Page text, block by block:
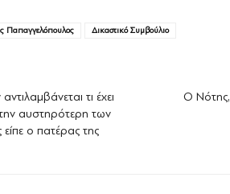
Παπαγγελόπουλος Δικαστικό Συμβούλιο
τι έχει
αυστηρότερη των
ο πατέρας της
Ο Νότης,